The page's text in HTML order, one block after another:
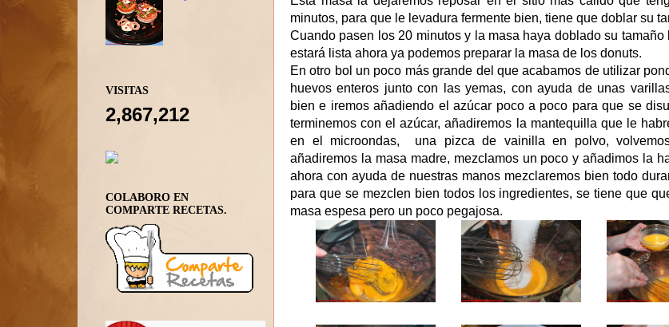
minutos, para que le levadura fermente bien, tiene que doblar su
Cuando pasen los 20 minutos y la masa haya doblado su tamaño
estará lista ahora ya podemos preparar la masa de los donuts.
En otro bol un poco más grande del que acabamos de utilizar
huevos enteros junto con las yemas, con ayuda de unas
bien e iremos añadiendo el azúcar poco a poco para que se
terminemos con el azúcar, añadiremos la mantequilla que le
en el microondas, una pizca de vainilla en polvo,
añadiremos la masa madre, mezclamos un poco y añadimos la
ahora con ayuda de nuestras manos mezclaremos bien todo
para que se mezclen bien todos los ingredientes, se tiene que
masa espesa pero un poco pegajosa.
VISITAS
2,867,212
COLABORO EN
COMPARTE RECETAS.